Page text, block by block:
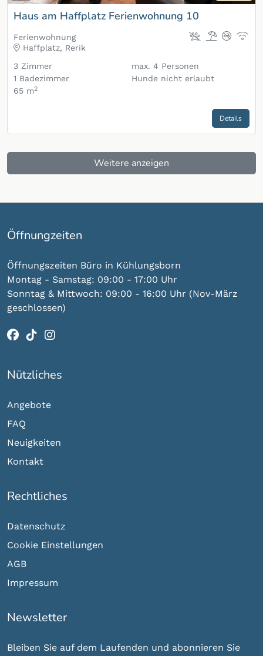
Haus am Haffplatz Ferienwohnung 10
Ferienwohnung
Haffplatz, Rerik
3 Zimmer
1 Badezimmer
65 m2
max. 4 Personen
Hunde nicht erlaubt
Details
Weitere anzeigen
Öffnungzeiten
Öffnungszeiten Büro in Kühlungsborn
Montag - Samstag: 09:00 - 17:00 Uhr
Sonntag & Mittwoch: 09:00 - 16:00 Uhr (Nov-März
geschlossen)
Facebook
(öffnet im neuen Tab)
TikTok
(öffnet im neuen Tab)
Instagram
(öffnet im neuen Tab)
Nützliches
Angebote
FAQ
Neuigkeiten
Kontakt
Rechtliches
Datenschutz
Cookie Einstellungen
AGB
Impressum
Newsletter
Bleiben Sie auf dem Laufenden und abonnieren Sie